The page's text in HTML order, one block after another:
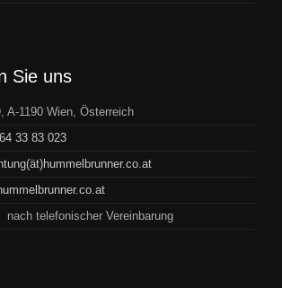
Sie uns
A-1190 Wien, Österreich
33 83 023
nach telefonischer Vereinbarung